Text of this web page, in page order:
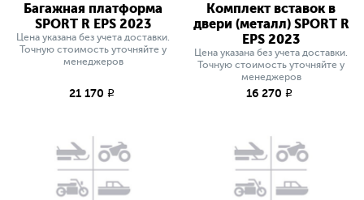
Багажная платформа
SPORT R EPS 2023
Цена указана без учета доставки.
Точную стоимость уточняйте у
менеджеров
21 170 q
Комплект вставок в
двери (металл) SPORT R
EPS 2023
Цена указана без учета доставки.
Точную стоимость уточняйте у
менеджеров
16 270 q